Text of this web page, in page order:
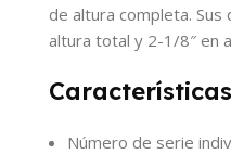
de altura completa.
altura total y 2-1/8″ en
Características
Número de serie